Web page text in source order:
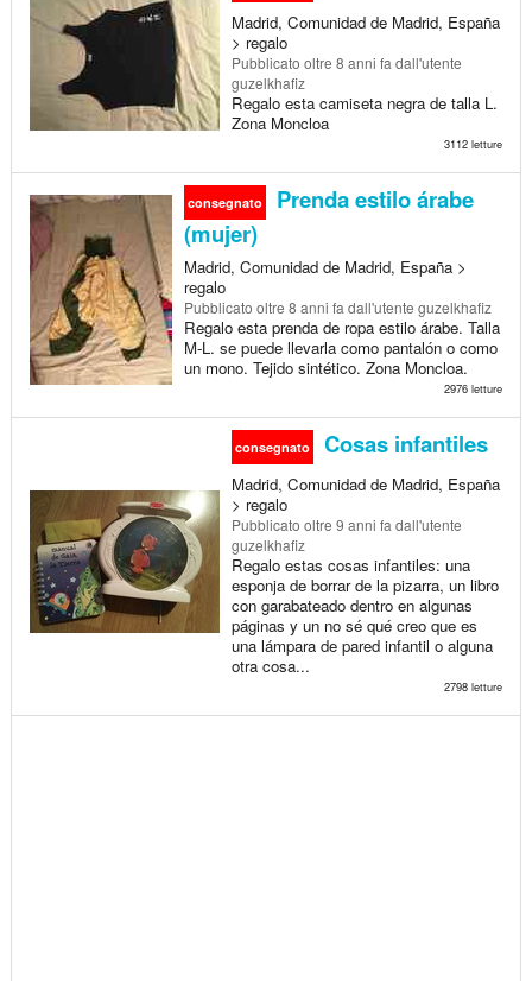
Madrid, Comunidad de Madrid, España
> regalo
Pubblicato oltre 8 anni fa dall'utente
guzelkhafiz
Regalo esta camiseta negra de talla L.
Zona Moncloa
3112 letture
consegnato
Prenda estilo árabe
(mujer)
Madrid, Comunidad de Madrid, España >
regalo
Pubblicato oltre 8 anni fa dall'utente guzelkhafiz
Regalo esta prenda de ropa estilo árabe. Talla
M-L. se puede llevarla como pantalón o como
un mono. Tejido sintético. Zona Moncloa.
2976 letture
consegnato Cosas infantiles
Madrid, Comunidad de Madrid, España
> regalo
Pubblicato oltre 9 anni fa dall'utente
guzelkhafiz
Regalo estas cosas infantiles: una
esponja de borrar de la pizarra, un libro
con garabateado dentro en algunas
páginas y un no sé qué creo que es
una lámpara de pared infantil o alguna
otra cosa...
2798 letture